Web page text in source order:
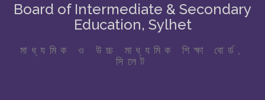
Board of Intermediate & Secondary
Education, Sylhet
মাধ্যমিক ও উচ্চ মাধ্যমিক শিক্ষা বোর্ড,
সিলেট